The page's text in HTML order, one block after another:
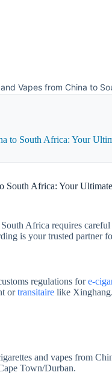
Vapes from China to
to South Africa: Your
South Africa: Your
Africa requires
is your trusted partner
regulations fore-
ortransitaire like Xinghang.
and vapes from
Town/Durban.